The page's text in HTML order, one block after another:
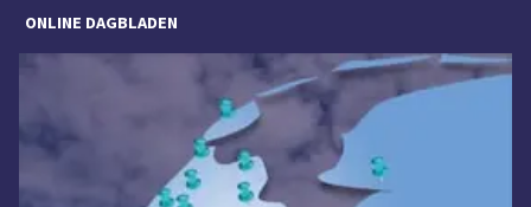
ONLINE DAGBLADEN